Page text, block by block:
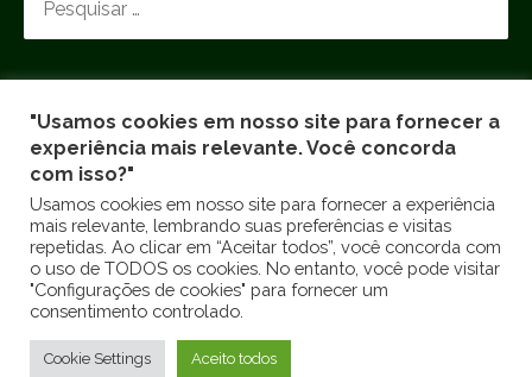
G
A
S
Q
A
R
P
O
R
Sobre nós
Copyright © 2026 TRIP RURAL
"Usamos cookies em nosso site para fornecer a
experiência mais relevante. Você concorda
com isso?"
Usamos cookies em nosso site para fornecer a experiência
mais relevante, lembrando suas preferências e visitas
repetidas. Ao clicar em “Aceitar todos”, você concorda com
o uso de TODOS os cookies. No entanto, você pode visitar
"Configurações de cookies" para fornecer um
consentimento controlado.
Cookie Settings Aceito todos